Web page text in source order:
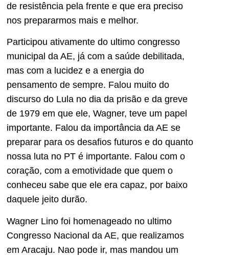
de resistência pela frente e que era preciso
nos prepararmos mais e melhor.
Participou ativamente do ultimo congresso
municipal da AE, já com a saúde debilitada,
mas com a lucidez e a energia do
pensamento de sempre. Falou muito do
discurso do Lula no dia da prisão e da greve
de 1979 em que ele, Wagner, teve um papel
importante. Falou da importância da AE se
preparar para os desafios futuros e do quanto
nossa luta no PT é importante. Falou com o
coração, com a emotividade que quem o
conheceu sabe que ele era capaz, por baixo
daquele jeito durão.
Wagner Lino foi homenageado no ultimo
Congresso Nacional da AE, que realizamos
em Aracaju. Nao pode ir, mas mandou um